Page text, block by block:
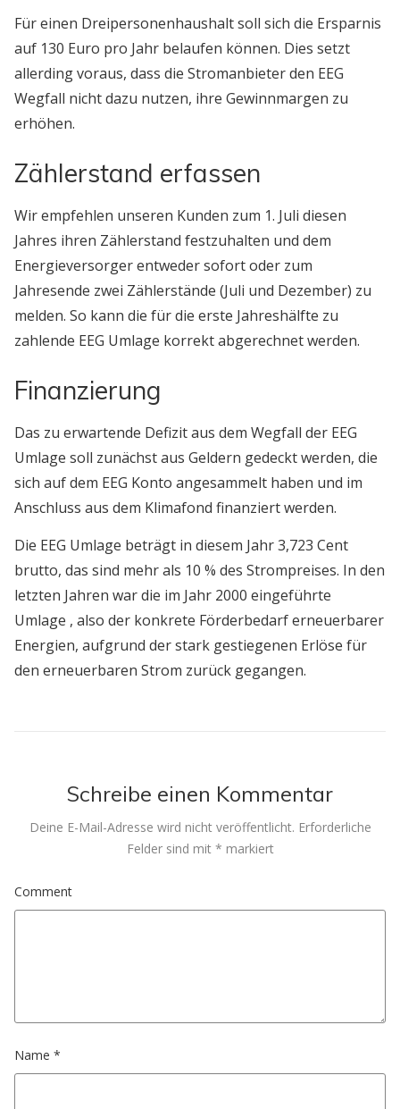
Für einen Dreipersonenhaushalt soll sich die Ersparnis
auf 130 Euro pro Jahr belaufen können. Dies setzt
allerding voraus, dass die Stromanbieter den EEG
Wegfall nicht dazu nutzen, ihre Gewinnmargen zu
erhöhen.
Zählerstand erfassen
Wir empfehlen unseren Kunden zum 1. Juli diesen
Jahres ihren Zählerstand festzuhalten und dem
Energieversorger entweder sofort oder zum
Jahresende zwei Zählerstände (Juli und Dezember) zu
melden. So kann die für die erste Jahreshälfte zu
zahlende EEG Umlage korrekt abgerechnet werden.
Finanzierung
Das zu erwartende Defizit aus dem Wegfall der EEG
Umlage soll zunächst aus Geldern gedeckt werden, die
sich auf dem EEG Konto angesammelt haben und im
Anschluss aus dem Klimafond finanziert werden.
Die EEG Umlage beträgt in diesem Jahr 3,723 Cent
brutto, das sind mehr als 10 % des Strompreises. In den
letzten Jahren war die im Jahr 2000 eingeführte
Umlage , also der konkrete Förderbedarf erneuerbarer
Energien, aufgrund der stark gestiegenen Erlöse für
den erneuerbaren Strom zurück gegangen.
Schreibe einen Kommentar
Deine E-Mail-Adresse wird nicht veröffentlicht. Erforderliche
Felder sind mit * markiert
Comment
Name *